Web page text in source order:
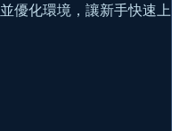
優化環境，讓新手快速上